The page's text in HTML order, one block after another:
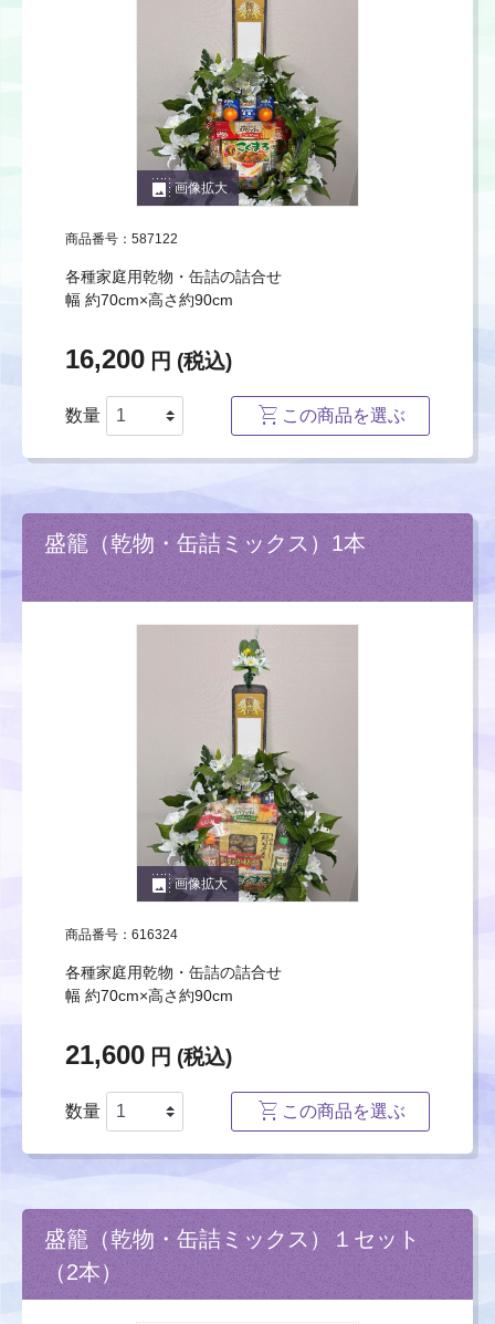
photo_size_select_large画像拡大
商品番号：587122
各種家庭用乾物・缶詰の詰合せ
幅 約70cm×高さ約90cm
16,200 円 (税込)
数量 この商品を選ぶ
盛籠（乾物・缶詰ミックス）1本
photo_size_select_large画像拡大
商品番号：616324
各種家庭用乾物・缶詰の詰合せ
幅 約70cm×高さ約90cm
21,600 円 (税込)
数量 この商品を選ぶ
盛籠（乾物・缶詰ミックス）１セット
（2本）